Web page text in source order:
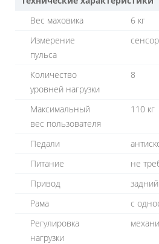
Вес маховика
6 кг
Измерение
пульса
Количество
уровней нагрузки
8
Максимальный
вес пользователя
110 кг
Педали
Питание
не
Привод
задний
Рама
с
Регулировка
нагрузки